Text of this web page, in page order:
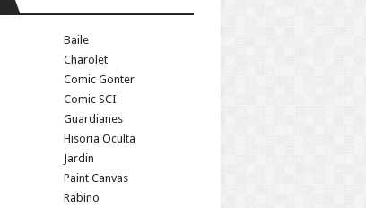
Baile
Charolet
Comic Gonter
Comic SCI
Guardianes
Hisoria Oculta
Jardin
Paint Canvas
Rabino